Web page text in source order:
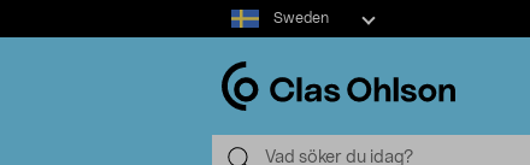
Select
market
Sweden